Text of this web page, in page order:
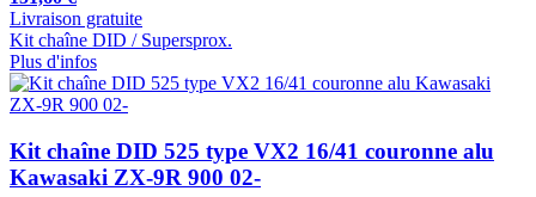
Livraison gratuite
Kit chaîne DID / Supersprox.
Plus d'infos
Kit chaîne DID 525 type VX2 16/41 couronne alu
Kawasaki ZX-9R 900 02-